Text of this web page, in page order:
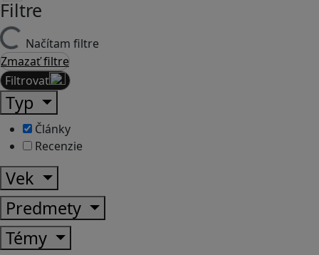
Filtre
Načítam filtre
Zmazať filtre
Filtrovať
Typ
Články
Recenzie
Vek
Predmety
Témy